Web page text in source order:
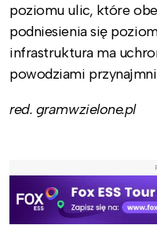
poziomu ulic, które
podniesienia się
infrastruktura ma
powodziami
red. gramwzielone.pl